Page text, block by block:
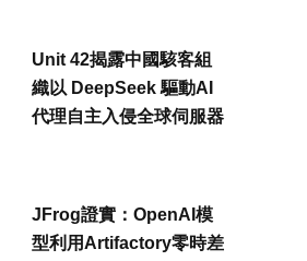
Unit 42揭露中國駭客組
織以 DeepSeek 驅動AI
代理自主入侵全球伺服器
JFrog證實：OpenAI模
型利用Artifactory零時差